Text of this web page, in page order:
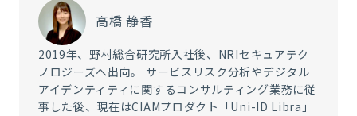
高橋 静香
2019年、野村総合研究所入社後、NRIセキュアテク
ノロジーズへ出向。 サービスリスク分析やデジタル
アイデンティティに関するコンサルティング業務に従
事した後、現在はCIAMプロダクト「Uni-ID Libra」